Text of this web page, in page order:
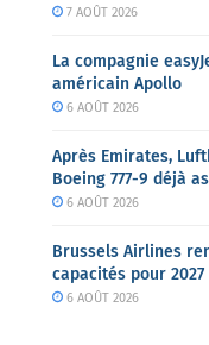
7 AOÛT 2026
La compagnie
américain Apollo
6 AOÛT 2026
Après Emirates,
Boeing 777-9 déjà
6 AOÛT 2026
Brussels Airlines
capacités pour 2027
6 AOÛT 2026